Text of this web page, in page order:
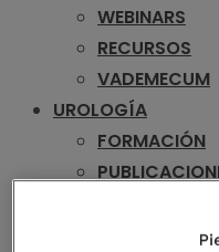
WEBINARS
RECURSOS
VADEMECUM
UROLOGÍA
FORMACIÓN